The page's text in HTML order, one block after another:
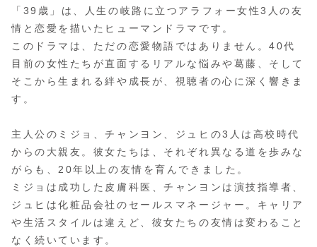
「39歳」は、人生の岐路に立つアラフォー女性3人の友
情と恋愛を描いたヒューマンドラマです。
このドラマは、ただの恋愛物語ではありません。40代
目前の女性たちが直面するリアルな悩みや葛藤、そして
そこから生まれる絆や成長が、視聴者の心に深く響きま
す。
主人公のミジョ、チャンヨン、ジュヒの3人は高校時代
からの大親友。彼女たちは、それぞれ異なる道を歩みな
がらも、20年以上の友情を育んできました。
ミジョは成功した皮膚科医、チャンヨンは演技指導者、
ジュヒは化粧品会社のセールスマネージャー。キャリア
や生活スタイルは違えど、彼女たちの友情は変わること
なく続いています。